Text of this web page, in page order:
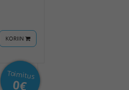
KORIIN
Toimitus
0€